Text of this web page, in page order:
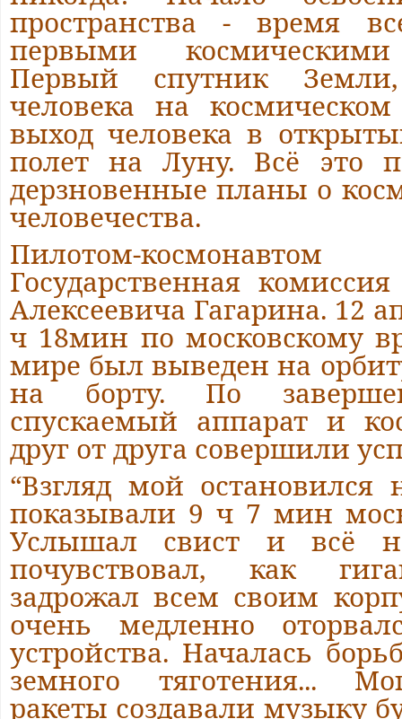
пространства - время
первыми
Первый спутник
человека на
выход человека в
полет на Луну. Всё это
дерзновенные планы о
человечества.
Пилотом-космонавтом
Государственная
Алексеевича Гагарина. 12
ч 18мин по московскому
мире был выведен на
на борту. По
спускаемый аппарат и
друг от друга совершили
“Взгляд мой остановился
показывали 9 ч 7 мин
Услышал свист и всё
почувствовал, как
задрожал всем своим
очень медленно
устройства. Началась
земного тяготения...
ракеты создавали музыку